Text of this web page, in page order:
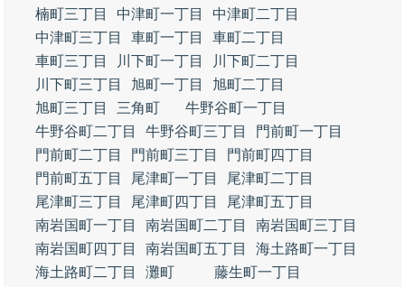
楠町三丁目
中津町一丁目
中津町二丁目
中津町三丁目
車町一丁目
車町二丁目
車町三丁目
川下町一丁目
川下町二丁目
川下町三丁目
旭町一丁目
旭町二丁目
旭町三丁目
三角町
牛野谷町一丁目
牛野谷町二丁目
牛野谷町三丁目
門前町一丁目
門前町二丁目
門前町三丁目
門前町四丁目
門前町五丁目
尾津町一丁目
尾津町二丁目
尾津町三丁目
尾津町四丁目
尾津町五丁目
南岩国町一丁目
南岩国町二丁目
南岩国町三丁目
南岩国町四丁目
南岩国町五丁目
海土路町一丁目
海土路町二丁目
灘町
藤生町一丁目